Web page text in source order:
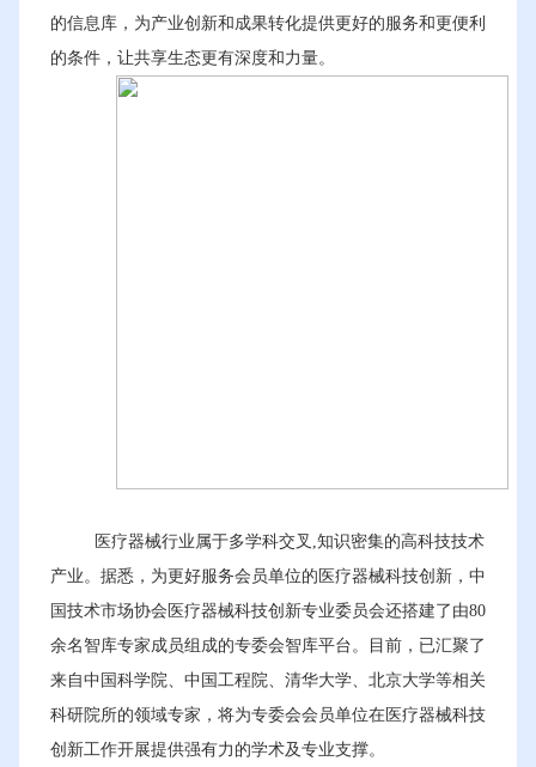
的信息库，为产业创新和成果转化提供更好的服务和更便利
的条件，让共享生态更有深度和力量。
医疗器械行业属于多学科交叉,知识密集的高科技技术
产业。据悉，为更好服务会员单位的医疗器械科技创新，中
国技术市场协会医疗器械科技创新专业委员会还搭建了由80
余名智库专家成员组成的专委会智库平台。目前，已汇聚了
来自中国科学院、中国工程院、清华大学、北京大学等相关
科研院所的领域专家，将为专委会会员单位在医疗器械科技
创新工作开展提供强有力的学术及专业支撑。